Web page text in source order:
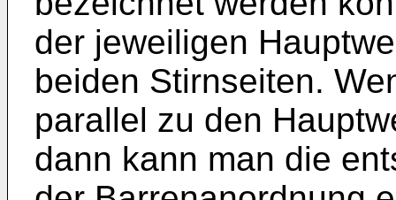
der jeweiligen
beiden Stirnseiten.
parallel zu den
dann kann man die